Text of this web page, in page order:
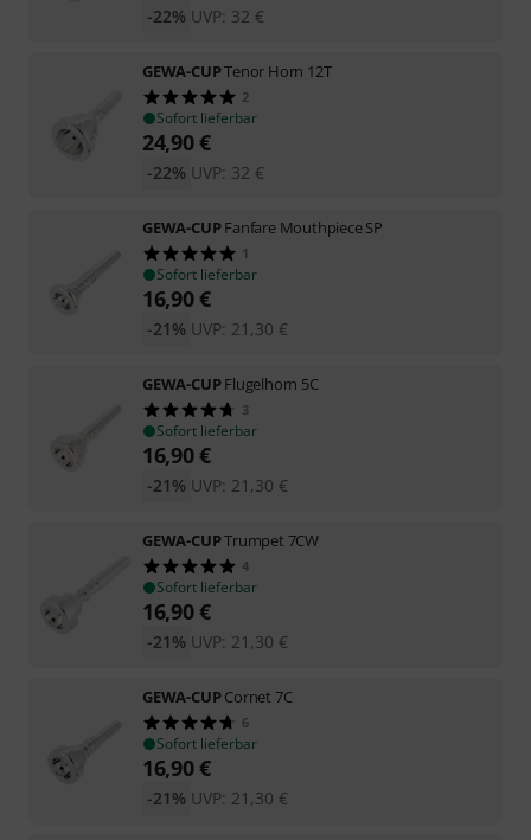
UVP: 32 €
-22%
GEWA-CUPTenor Horn 12T
2
Sofort lieferbar
24,90€
UVP: 32 €
-22%
GEWA-CUPFanfare Mouthpiece SP
1
Sofort lieferbar
16,90€
UVP: 21,30 €
-21%
GEWA-CUPFlugelhorn 5C
3
Sofort lieferbar
16,90€
UVP: 21,30 €
-21%
GEWA-CUPTrumpet 7CW
4
Sofort lieferbar
16,90€
UVP: 21,30 €
-21%
GEWA-CUPCornet 7C
6
Sofort lieferbar
16,90€
UVP: 21,30 €
-21%